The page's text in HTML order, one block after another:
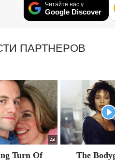
Читайте нас у
Google Discover
ПАРТНЕРОВ
Turn Of
The